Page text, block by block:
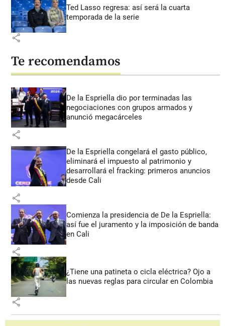
Ted Lasso regresa: así será la cuarta
temporada de la serie
share
Te recomendamos
De la Espriella dio por terminadas las
negociaciones con grupos armados y
anunció megacárceles
share
De la Espriella congelará el gasto público,
eliminará el impuesto al patrimonio y
desarrollará el fracking: primeros anuncios
desde Cali
share
Comienza la presidencia de De la Espriella:
así fue el juramento y la imposición de banda
en Cali
share
¿Tiene una patineta o cicla eléctrica? Ojo a
las nuevas reglas para circular en Colombia
share